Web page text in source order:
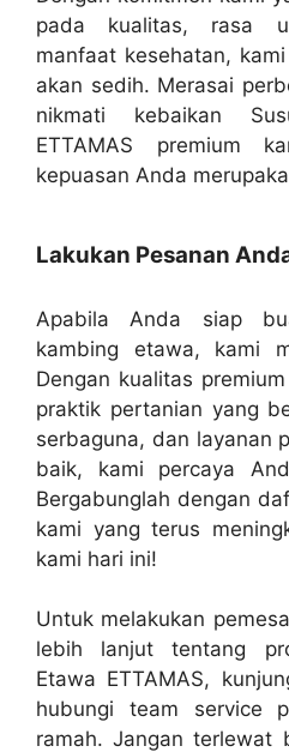
pada kualitas, rasa
manfaat kesehatan,
akan sedih. Merasai
nikmati kebaikan
ETTAMAS premium
kepuasan Anda
Lakukan Pesanan
Apabila Anda siap
kambing etawa, kami
Dengan kualitas
praktik pertanian yang
serbaguna, dan layanan
baik, kami percaya
Bergabunglah dengan
kami yang terus
kami hari ini!
Untuk melakukan
lebih lanjut tentang
Etawa ETTAMAS,
hubungi team service
ramah. Jangan terlewat